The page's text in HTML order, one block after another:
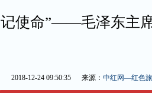
记使命”——毛泽东主
2018-12-24 09:50:35 来源： 中红网—红色